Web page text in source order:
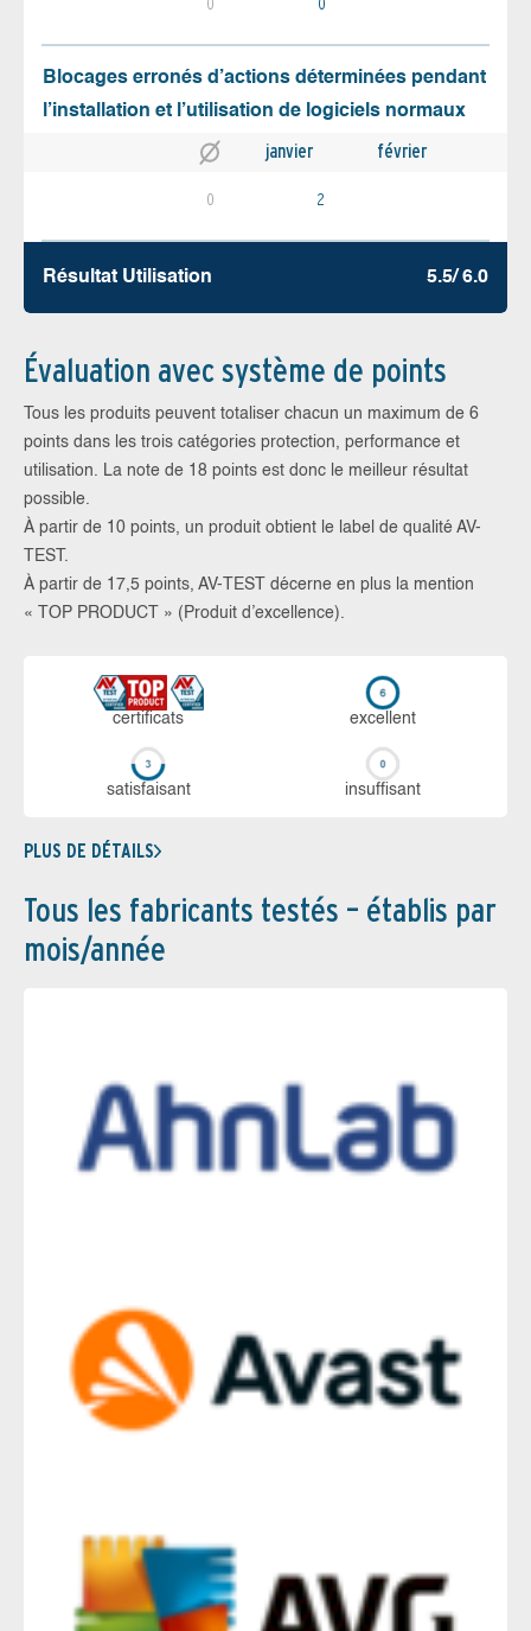
Blocages erronés d’actions déterminées pendant
l’installation et l’utilisation de logiciels normaux
janvier février
0 2
Résultat Utilisation 5.5/ 6.0
Évaluation avec système de points
Tous les produits peuvent totaliser chacun un maximum de 6
points dans les trois catégories protection, performance et
utilisation. La note de 18 points est donc le meilleur résultat
possible.
À partir de 10 points, un produit obtient le label de qualité AV-
TEST.
À partir de 17,5 points, AV-TEST décerne en plus la mention
« TOP PRODUCT » (Produit d’excellence).
certi­ficats ex­cellent
sa­tis­fai­sant in­suf­fi­sant
PLUS DE DÉTAILS
Tous les fabricants testés – établis par
mois/année